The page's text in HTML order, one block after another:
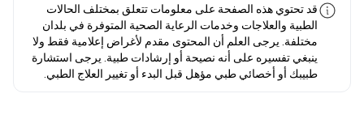
قد تحتوي هذه الصفحة على معلومات تتعلق بمختلف الحالات
الطبية والعلاجات وخدمات الرعاية الصحية المتوفرة في بلدان
مختلفة. يرجى العلم أن المحتوى مقدم لأغراض إعلامية فقط ولا
ينبغي تفسيره على أنه نصيحة أو إرشادات طبية. يرجى استشارة
طبيبك أو أخصائي طبي مؤهل قبل البدء أو تغيير العلاج الطبي.